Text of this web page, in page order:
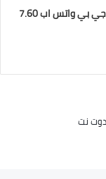
تحميل تطبيق gbwhatsapp جي بي واتس اب 7.60
نت